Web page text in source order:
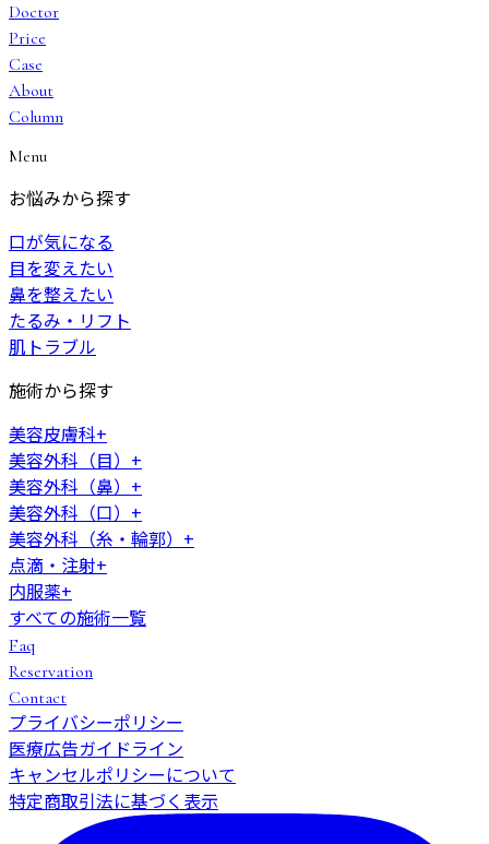
Doctor
Price
Case
About
Column
Menu
お悩みから探す
口が気になる
目を変えたい
鼻を整えたい
たるみ・リフト
肌トラブル
施術から探す
美容皮膚科+
美容外科（目） +
美容外科（鼻） +
美容外科（口） +
美容外科（糸・輪郭） +
点滴・注射+
内服薬+
すべての施術一覧
Faq
Reservation
Contact
プライバシーポリシー
医療広告ガイドライン
キャンセルポリシーについて
特定商取引法に基づく表示